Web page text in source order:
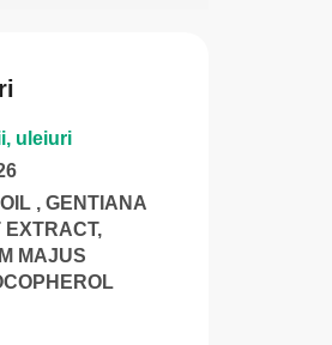
uleiuri
, GENTIANA
EXTRACT,
MAJUS